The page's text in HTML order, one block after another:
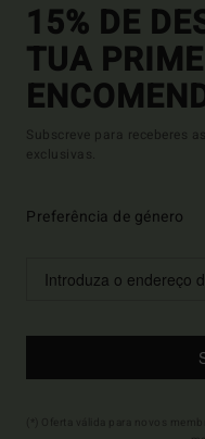
15% DE
TUA
Subscreve para receberes
exclusivas.
Preferência de género